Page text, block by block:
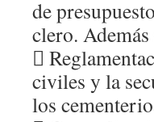
de
clero.

civiles y la
los